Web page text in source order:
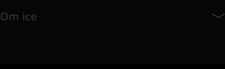
Om ice